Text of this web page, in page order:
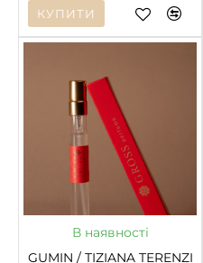
КУПИТИ
В наявності
GUMIN / TIZIANA TERENZI